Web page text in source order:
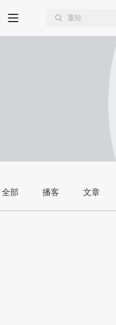
全部 播客 文章